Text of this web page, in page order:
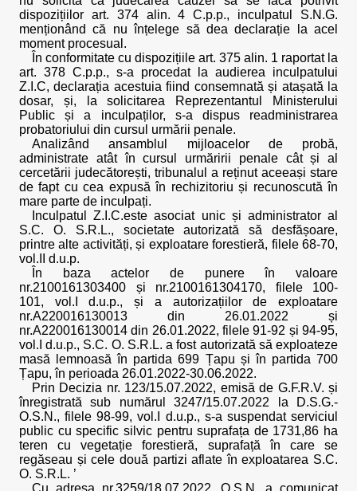
dispozițiilor art. 374 alin. 4 C.p.p., inculpatul S.N.G.
menționând că nu înțelege să dea declarație la acel
moment procesual.
În conformitate cu dispozițiile art. 375 alin. 1 raportat la
art. 378 C.p.p., s-a procedat la audierea inculpatului
Z.I.C, declarația acestuia fiind consemnată și atașată la
dosar, și, la solicitarea Reprezentantul Ministerului
Public și a inculpaților, s-a dispus readministrarea
probatoriului din cursul urmării penale.
Analizând ansamblul mijloacelor de probă,
administrate atât în cursul urmăririi penale cât și al
cercetării judecătorești, tribunalul a reținut aceeași stare
de fapt cu cea expusă în rechizitoriu și recunoscută în
mare parte de inculpați.
Inculpatul Z.I.C.este asociat unic și administrator al
S.C. O. S.R.L., societate autorizată să desfășoare,
printre alte activități, și exploatare forestieră, filele 68-70,
vol.II d.u.p.
În baza actelor de punere în valoare
nr.2100161303400 și nr.2100161304170, filele 100-
101, vol.I d.u.p., și a autorizațiilor de exploatare
nr.A220016130013 din 26.01.2022 și
nr.A220016130014 din 26.01.2022, filele 91-92 și 94-95,
vol.I d.u.p., S.C. O. S.R.L. a fost autorizată să exploateze
masă lemnoasă în partida 699 Țapu și în partida 700
Țapu, în perioada 26.01.2022-30.06.2022.
Prin Decizia nr. 123/15.07.2022, emisă de G.F.R.V. și
înregistrată sub numărul 3247/15.07.2022 la D.S.G.-
O.S.N., filele 98-99, vol.I d.u.p., s-a suspendat serviciul
public cu specific silvic pentru suprafața de 1731,86 ha
teren cu vegetație forestieră, suprafață în care se
regăseau și cele două partizi aflate în exploatarea S.C.
O. S.R.L. ’
Cu adresa nr.3259/18.07.2022, O.S.N. a comunicat